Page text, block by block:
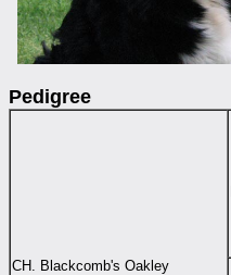
Pedigree
CH. Blackcomb's Oakley